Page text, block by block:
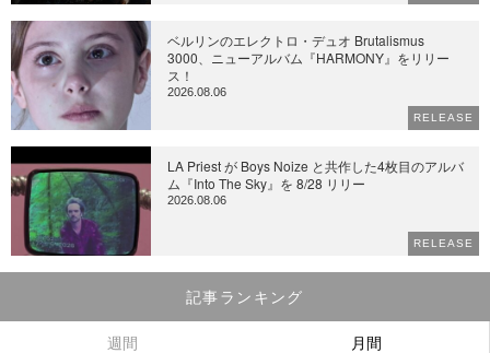
ベルリンのエレクトロ・デュオ Brutalismus
3000、ニューアルバム『HARMONY』をリリー
ス！
2026.08.06
RELEASE
LA Priest が Boys Noize と共作した4枚目のアルバ
ム『Into The Sky』を 8/28 リリー
2026.08.06
RELEASE
記事ランキング
週間 月間